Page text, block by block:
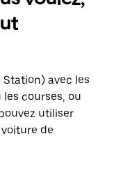
avec les
courses, ou
utiliser
de